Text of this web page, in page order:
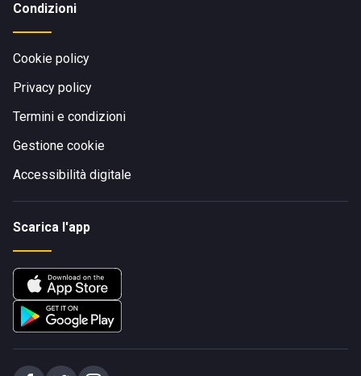
Condizioni
Cookie policy
Privacy policy
Termini e condizioni
Gestione cookie
Accessibilità digitale
Scarica l'app